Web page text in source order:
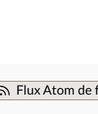
Flux Atom de